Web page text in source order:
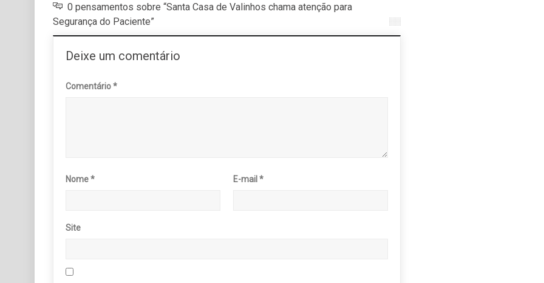
0 pensamentos sobre “Santa Casa de Valinhos chama atenção para
Segurança do Paciente”
Deixe um comentário
Comentário*
Nome* E-mail*
Site